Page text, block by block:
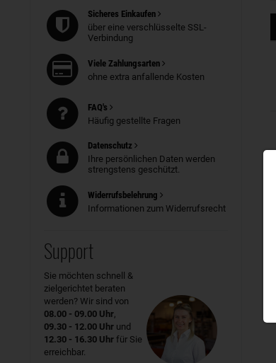
Sicheres Einkaufen
über eine verschlüsselte SSL-
Verbindung
Viele Zahlungsarten
ohne extra anfallende Kosten
FAQ's
Häufig gestellte Fragen
Datenschutz
Ihre persönlichen Daten werden
strengstens geschützt.
Widerrufsbelehrung
Informationen zum Widerrufsrecht
Support
Sie möchten schnell &
zielgerichtet beraten
werden? Wir sind von
08.00 - 09.00 Uhr,
09.30 - 12.00 Uhr und
12.30 - 16.30 Uhr für Sie
erreichbar.